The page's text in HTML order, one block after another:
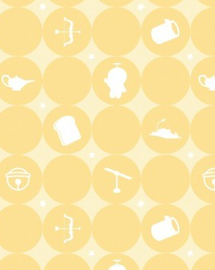
11:10
熱闘甲子園 涙は、強さにな
る。
11:40
気づきの扉
11:45
名探偵のままでいて #4